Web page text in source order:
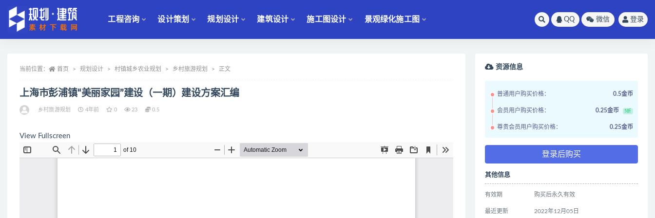
工程咨询 设计策划 规划设计 建筑设计 施工图设计 景观绿化施工图 QQ 微信 登录
当前位置： 首页 规划设计 村镇城乡农业规划 乡村旅游规划 正文
上海市彭浦镇“美丽家园”建设（一期）建设方案汇编
乡村旅游规划 4年前 0 23 0.5
View Fullscreen
资源信息
普通用户购买价格： 0.5金币
会员用户购买价格： 0.25金币 5折
尊贵会员用户购买价格： 0.25金币
登录后购买
其他信息
有效期 购买后永久有效
最近更新 2022年12月05日